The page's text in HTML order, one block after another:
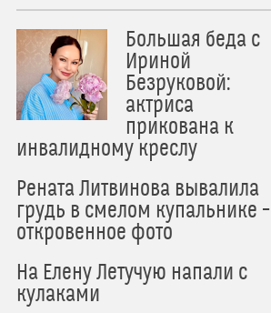
Большая беда с
Ириной
Безруковой:
актриса
прикована к
инвалидному креслу
Рената Литвинова вывалила
грудь в смелом купальнике –
откровенное фото
На Елену Летучую напали с
кулаками